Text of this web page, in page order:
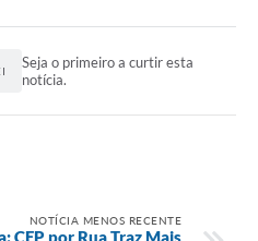
Seja o primeiro a curtir esta
notícia.
NOTÍCIA MENOS RECENTE